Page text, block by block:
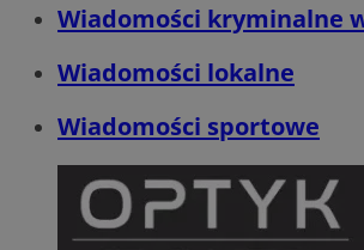
Wiadomości kryminalne
Wiadomości lokalne
Wiadomości sportowe